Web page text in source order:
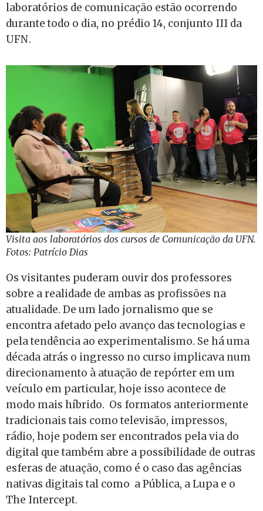
laboratórios de comunicação estão ocorrendo
durante todo o dia, no prédio 14, conjunto III da
UFN.
Visita aos laboratórios dos cursos de Comunicação da UFN.
Fotos: Patrício Dias
Os visitantes puderam ouvir dos professores
sobre a realidade de ambas as profissões na
atualidade. De um lado jornalismo que se
encontra afetado pelo avanço das tecnologias e
pela tendência ao experimentalismo. Se há uma
década atrás o ingresso no curso implicava num
direcionamento à atuação de repórter em um
veículo em particular, hoje isso acontece de
modo mais híbrido. Os formatos anteriormente
tradicionais tais como televisão, impressos,
rádio, hoje podem ser encontrados pela via do
digital que também abre a possibilidade de outras
esferas de atuação, como é o caso das agências
nativas digitais tal como a Pública, a Lupa e o
The Intercept.